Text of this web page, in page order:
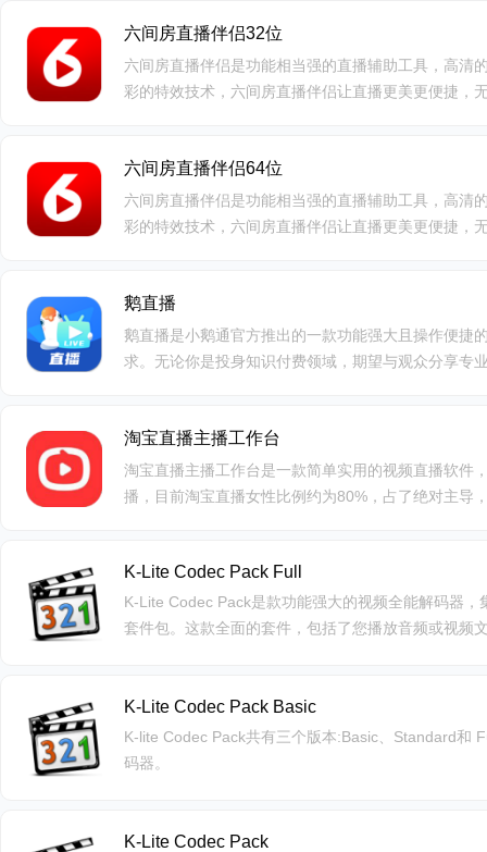
六间房直播伴侣32位
六间房直播伴侣是功能相当强的直播辅助工具，高清
彩的特效技术，六间房直播伴侣让直播更美更便捷，
六间房直播伴侣64位
六间房直播伴侣是功能相当强的直播辅助工具，高清
彩的特效技术，六间房直播伴侣让直播更美更便捷，
鹅直播
鹅直播是小鹅通官方推出的一款功能强大且操作便捷
求。无论你是投身知识付费领域，期望与观众分享专
淘宝直播主播工作台
淘宝直播主播工作台是一款简单实用的视频直播软件
播，目前淘宝直播女性比例约为80%，占了绝对主导
K-Lite Codec Pack Full
K-Lite Codec Pack是款功能强大的视频全能解码器
套件包。这款全面的套件，包括了您播放音频或视频
K-Lite Codec Pack Basic
K-lite Codec Pack共有三个版本:Basic、Standard和
码器。
K-Lite Codec Pack